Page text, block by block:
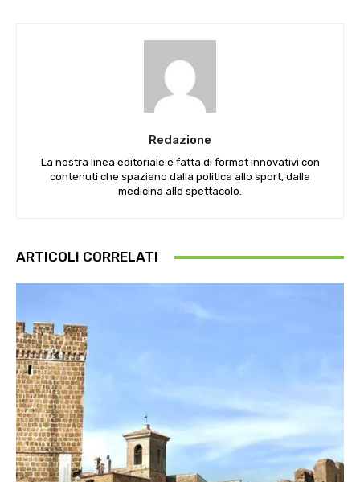
Redazione
La nostra linea editoriale è fatta di format innovativi con
contenuti che spaziano dalla politica allo sport, dalla
medicina allo spettacolo.
ARTICOLI CORRELATI